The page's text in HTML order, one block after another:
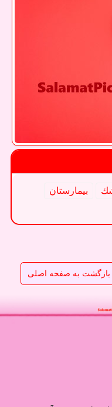
بیمارستان
بازگشت به صفحه اصلی